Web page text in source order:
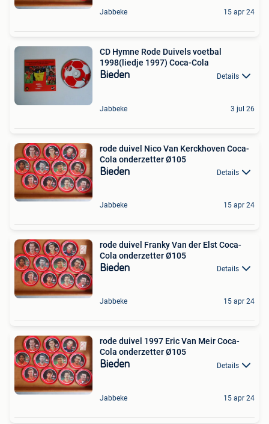
Jabbeke 15 apr 24
CD Hymne Rode Duivels voetbal
1998(liedje 1997) Coca-Cola
Bieden Details
Jabbeke 3 jul 26
rode duivel Nico Van Kerckhoven Coca-
Cola onderzetter Ø105
Bieden Details
Jabbeke 15 apr 24
rode duivel Franky Van der Elst Coca-
Cola onderzetter Ø105
Bieden Details
Jabbeke 15 apr 24
rode duivel 1997 Eric Van Meir Coca-
Cola onderzetter Ø105
Bieden Details
Jabbeke 15 apr 24